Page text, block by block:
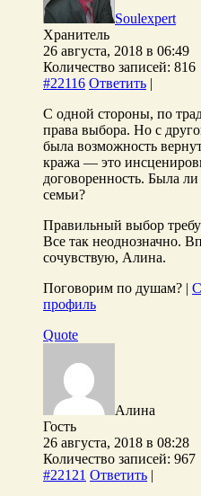
Soulexpert
Хранитель
26 августа, 2018 в 06:49
Количество записей: 816
#22116 Ответить |
С одной стороны, по
права выбора. Но с
была возможность
кража — это
договоренность. Была
семьи?
Правильный выбор
Все так неоднозначно.
сочувствую, Алина.
Поговорим по душам? |
профиль
Quote
Алина
Гость
26 августа, 2018 в 08:28
Количество записей: 967
#22121 Ответить |